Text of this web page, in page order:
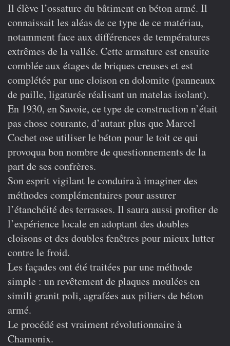
Il élève l’ossature du bâtiment en béton armé. Il
connaissait les aléas de ce type de ce matériau,
notamment face aux différences de températures
extrêmes de la vallée. Cette armature est ensuite
comblée aux étages de briques creuses et est
complétée par une cloison en dolomite (panneaux
de paille, ligaturée réalisant un matelas isolant).
En 1930, en Savoie, ce type de construction n’était
pas chose courante, d’autant plus que Marcel
Cochet ose utiliser le béton pour le toit ce qui
provoqua bon nombre de questionnements de la
part de ses confrères.
Son esprit vigilant le conduira à imaginer des
méthodes complémentaires pour assurer
l’étanchéité des terrasses. Il saura aussi profiter de
l’expérience locale en adoptant des doubles
cloisons et des doubles fenêtres pour mieux lutter
contre le froid.
Les façades ont été traitées par une méthode
simple : un revêtement de plaques moulées en
simili granit poli, agrafées aux piliers de béton
armé.
Le procédé est vraiment révolutionnaire à
Chamonix.